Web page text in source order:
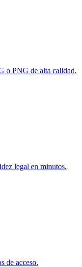
o PNG de alta calidad.
legal en minutos.
de acceso.